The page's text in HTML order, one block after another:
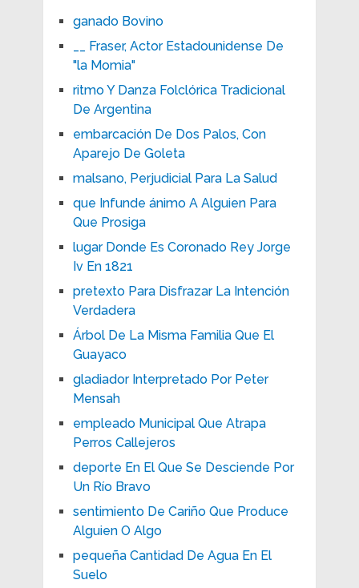
ganado Bovino
__ Fraser, Actor Estadounidense De
"la Momia"
ritmo Y Danza Folclórica Tradicional
De Argentina
embarcación De Dos Palos, Con
Aparejo De Goleta
malsano, Perjudicial Para La Salud
que Infunde ánimo A Alguien Para
Que Prosiga
lugar Donde Es Coronado Rey Jorge
Iv En 1821
pretexto Para Disfrazar La Intención
Verdadera
Árbol De La Misma Familia Que El
Guayaco
gladiador Interpretado Por Peter
Mensah
empleado Municipal Que Atrapa
Perros Callejeros
deporte En El Que Se Desciende Por
Un Río Bravo
sentimiento De Cariño Que Produce
Alguien O Algo
pequeña Cantidad De Agua En El
Suelo